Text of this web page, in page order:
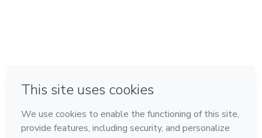
Feito com ❤ na Cidade do México